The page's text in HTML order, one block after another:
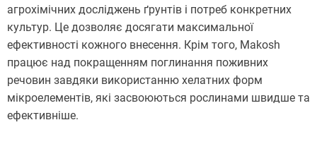
агрохімічних досліджень ґрунтів і потреб конкретних
культур. Це дозволяє досягати максимальної
ефективності кожного внесення. Крім того, Makosh
працює над покращенням поглинання поживних
речовин завдяки використанню хелатних форм
мікроелементів, які засвоюються рослинами швидше та
ефективніше.